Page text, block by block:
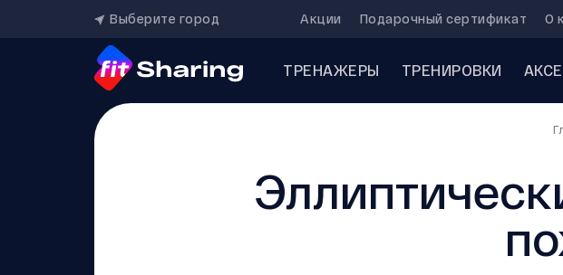
Выберите город Акции Подарочный сертификат О
ТРЕНАЖЕРЫ ТРЕНИРОВКИ